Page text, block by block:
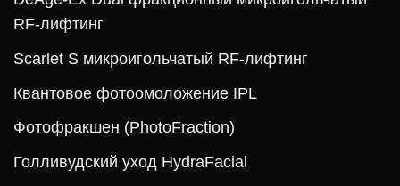
RF-лифтинг
Scarlet S микроигольчатый RF-лифтинг
Квантовое фотоомоложение IPL
Фотофракшен (PhotoFraction)
Голливудский уход HydraFacial